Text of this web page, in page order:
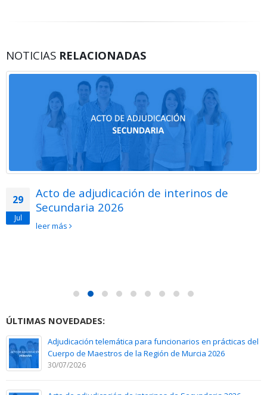
NOTICIAS RELACIONADAS
29
Jul
Acto de adjudicación de interinos de
Secundaria 2026
leer más
ÚLTIMAS NOVEDADES:
Adjudicación telemática para funcionarios en prácticas del
Cuerpo de Maestros de la Región de Murcia 2026
30/07/2026